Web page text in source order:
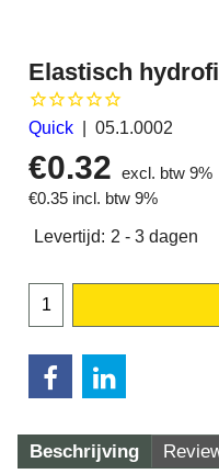
Elastisch
Quick 05.1.0002
€0.32
excl. btw 9%
€0.35 incl. btw 9%
Levertijd: 2 - 3 dagen
Beschrijving